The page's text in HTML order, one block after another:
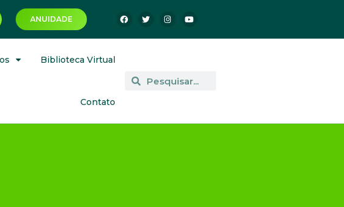
ANUIDADE
Biblioteca Virtual
Contato